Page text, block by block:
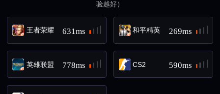
验越好）
王者荣耀 631ms 和平精英 269ms
英雄联盟 778ms CS2 590ms